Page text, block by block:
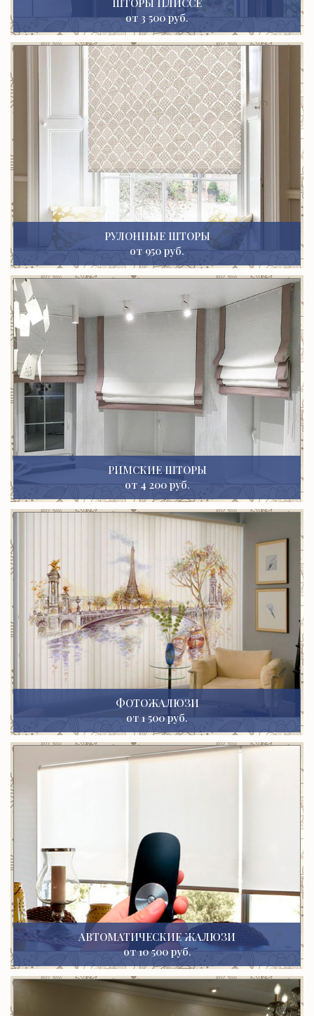
от 3 500 руб.
РУЛОННЫЕ ШТОРЫ
от 950 руб.
РИМСКИЕ ШТОРЫ
от 4 200 руб.
ФОТОЖАЛЮЗИ
от 1 500 руб.
АВТОМАТИЧЕСКИЕ ЖАЛЮЗИ
от 10 500 руб.